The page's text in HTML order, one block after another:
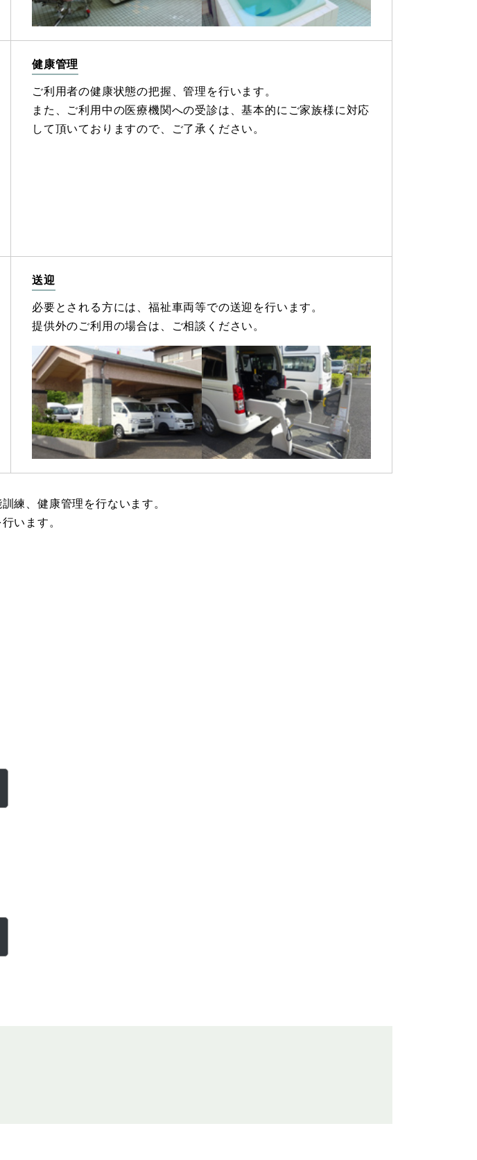
健康管理
ご利用者の健康状態の把握、管理を行います。
また、ご利用中の医療機関への受診は、基本的にご家族様に対応
して頂いておりますので、ご了承ください。
送迎
必要とされる方には、福祉車両等での送迎を行います。
提供外のご利用の場合は、ご相談ください。
練、健康管理を行ないます。
います。